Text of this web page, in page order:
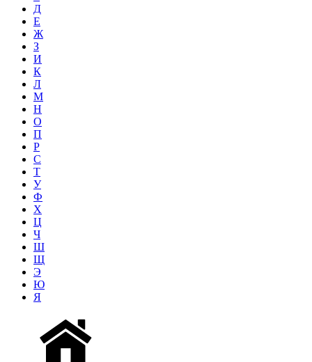
Д
Е
Ж
З
И
К
Л
М
Н
О
П
Р
С
Т
У
Ф
Х
Ц
Ч
Ш
Щ
Э
Ю
Я